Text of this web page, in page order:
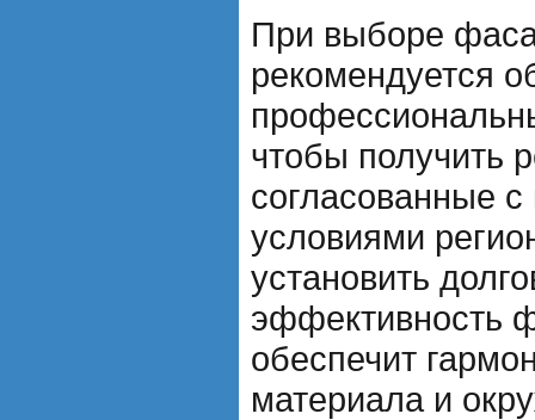
При выборе
рекомендуется
чтобы получить
согласованные
условиями
установить
эффективность
обеспечит
материала и